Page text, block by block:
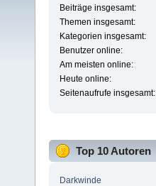
Beiträge insgesamt:
Themen insgesamt:
Kategorien insgesamt:
Benutzer online:
Am meisten online:
Heute online:
Seitenaufrufe insgesamt:
Top 10 Autoren
Darkwinde